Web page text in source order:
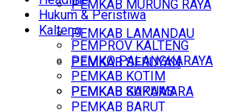
PEMKAB MURUNG RAYA
PEMKAB LAMANDAU
PEMKAB SERUYAN
PEMKAB SUKAMARA
Hukum & Peristiwa
Kalteng
PEMPROV KALTENG
PEMKO PALANGKARAYA
PEMKAB KOTIM
PEMKAB KAPUAS
PEMKAB BARUT